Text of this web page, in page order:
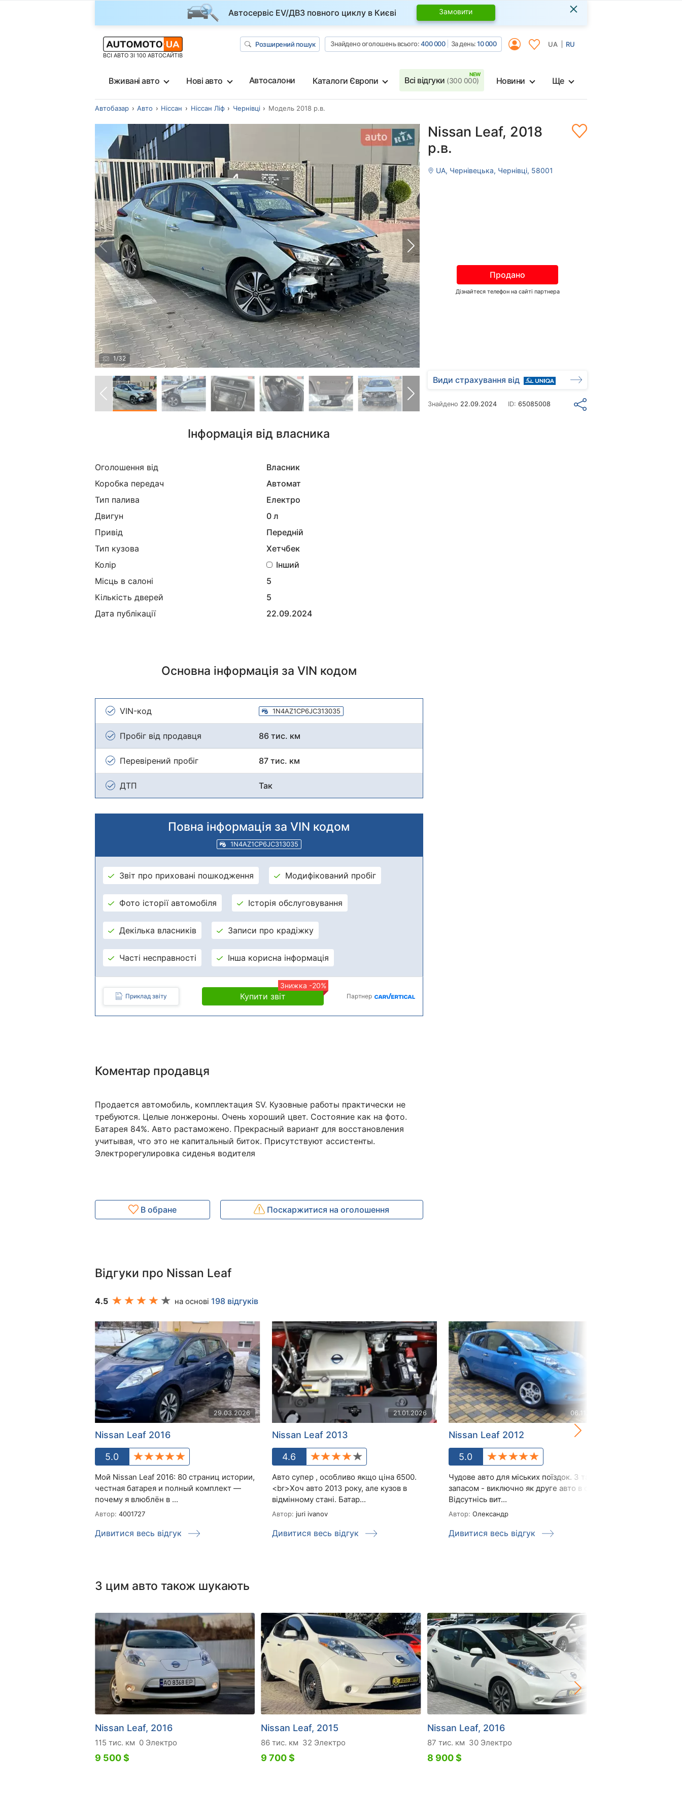
Автосервіс EV/ДВЗ повного циклу в Києві Замовити ×
ВСІ АВТО ЗІ 100 АВТОСАЙТІВ
Розширений пошук Знайдено оголошень всього:400 000 За день:10 000 UA RU
Вживані авто Нові авто Автосалони Каталоги Європи Всі відгуки (300 000) Новини Ще
Автобазар Авто Ніссан Ніссан Ліф Чернівці Модель 2018 р.в.
1 /32
Nissan Leaf, 2018
р.в.
UA, Чернівецька, Чернівці, 58001
Продано
Дізнайтеся телефон на сайті партнера
Види страхування від
Знайдено 22.09.2024 ID:65085008
Інформація від власника
Оголошення від
Власник
Коробка передач
Автомат
Тип палива
Електро
Двигун
0 л
Привід
Передній
Тип кузова
Хетчбек
Колір
Інший
Місць в салоні
5
Кількість дверей
5
Дата публікації
22.09.2024
Основна інформація за VIN кодом
VIN-код 1N4AZ1CP6JC313035
Пробіг від продавця 86 тис. км
Перевірений пробіг 87 тис. км
ДТП Так
Повна інформація за VIN кодом
1N4AZ1CP6JC313035
Звіт про приховані пошкодження Модифікований пробіг
Фото історії автомобіля Історія обслуговування
Декілька власників Записи про крадіжку
Часті несправності Інша корисна інформація
Приклад звіту
Знижка -20%
Купити звіт Партнер
Коментар продавця
Продается автомобиль, комплектация SV. Кузовные работы практически не
требуются. Целые лонжероны. Очень хороший цвет. Состояние как на фото.
Батарея 84%. Авто растаможено. Прекрасный вариант для восстановления
учитывая, что это не капитальный биток. Присутствуют ассистенты.
Электрорегулировка сиденья водителя
В обране Поскаржитися на оголошення
Відгуки про Nissan Leaf
4.5 на основі 198 відгуків
29.03.2026
Nissan Leaf 2016
5.0
Мой Nissan Leaf 2016: 80 страниц истории,
честная батарея и полный комплект —
почему я влюблён в ...
Автор: 4001727
Дивитися весь відгук
21.01.2026
Nissan Leaf 2013
4.6
Авто супер , особливо якщо ціна 6500.
<br>Хоч авто 2013 року, але кузов в
відмінному стані. Батар...
Автор: juri ivanov
Дивитися весь відгук
06.11.2025
Nissan Leaf 2012
5.0
Чудове авто для міських поїздок. З таким
запасом - виключно як друге авто в сім'ї.
Відсутнісь вит...
Автор: Олександр
Дивитися весь відгук
З цим авто також шукають
Nissan Leaf, 2016
115 тис. км 0 Электро
9 500 $
Nissan Leaf, 2015
86 тис. км 32 Электро
9 700 $
Nissan Leaf, 2016
87 тис. км 30 Электро
8 900 $